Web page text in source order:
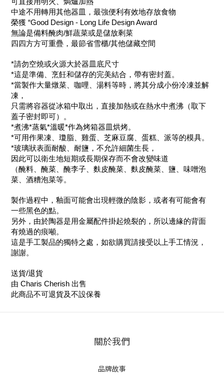
中途不用轉用其他器皿，最強便利有效地存放食物
榮獲 “Good Design - Long Life Design Award
無論是備料醃肉/鮮蔬菜或是儲放剩菜
四四方方可重疊，最節省雪櫃/其他儲藏空間
*請勿空燒或火源大於器皿底尺寸
*這是準備、烹飪和儲存的完美結合，帶有密封蓋。
*當製作大量燉菜、咖哩、湯料等時，將其分成小份冷凍並解
凍，
只需將容器從冰箱中取出，直接加熱或在熱水中煮沸（取下
蓋子密封即可）。
*煮沸*蒸氣*溫暖*作為烤箱器皿烘烤。
*可用作果凍、瓊脂、雞蛋、芝麻豆腐、蛋糕、派等的模具。
*玻璃狀表面耐酸、耐鹽，不允許細菌生長，
因此可以衛生地短期或長期保存而不會改變味道
（醃料、醃菜、醃李子、麩皮醃菜、麩皮醃菜、鹽、味噌泡
菜、酒糟泡菜等。
製作過程中，釉面可能會出現輕微的陰影，或者有可能會有
一些黑色的點。
另外，由於陶器是用金屬配件掛起燒裂的，所以邊緣的背面
有燒過的痕噸。
這是手工製品的獨特之處，如欲購買請接受以上手工情況，
謝謝。
送貨/退貨
由 Charis Cherish 出售
此商品不可退貨及不設保養
關於我們
品牌故事